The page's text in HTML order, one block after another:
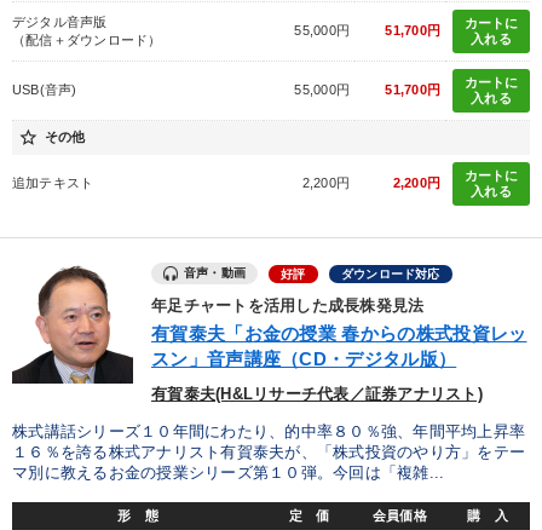
業種
製造業
IT・サービス・金融業 コンサルタント 専門家
キーワード
M&A 新技術 思考法 大竹愼一 感動講話
中村天風
※「更新」を押すと「テーマ」「キーワード」を更新いただけます。
経営音声・動画を探す 更新する
デジタル音声版
（配信＋ダウンロード）
55,000円 51,700円
カートに
入れる
USB(音声) 55,000円 51,700円
カートに
入れる
star_border その他
追加テキスト 2,200円 2,200円
カートに
入れる
音声・動画 好評 ダウンロード対応
年足チャートを活用した成長株発見法
有賀泰夫「お金の授業 春からの株式投資レッ
スン」音声講座（CD・デジタル版）
有賀泰夫(H&Lリサーチ代表／証券アナリスト)
株式講話シリーズ１０年間にわたり、的中率８０％強、年間平均上昇率
１６％を誇る株式アナリスト有賀泰夫が、「株式投資のやり方」をテー
マ別に教えるお金の授業シリーズ第１０弾。今回は「複雑...
形 態 定 価 会員価格 購 入